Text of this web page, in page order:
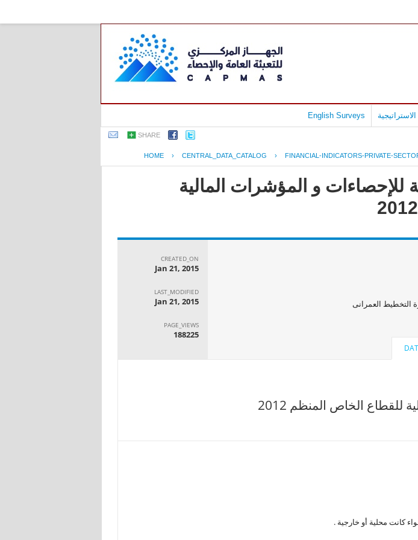
English Surveys
SHARE
HOME › CENTRAL_DATA_CATALOG › FINANCIAL-INDICATORS-PRIVATE-
للإحصاءات و المؤشرات المالية
التخطيط العمرانى
CREATED_ON
Jan 21, 2015
LAST_MODIFIED
Jan 21, 2015
PAGE_VIEWS
188225
الخاص المنظم 2012
كانت محلية أو خارجية .